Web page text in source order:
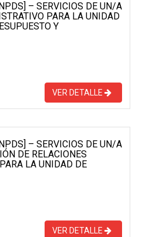
– SERVICIOS DE UN/A
PARA LA UNIDAD
Y
VER DETALLE
– SERVICIOS DE UN/A
DE RELACIONES
LA UNIDAD DE
VER DETALLE